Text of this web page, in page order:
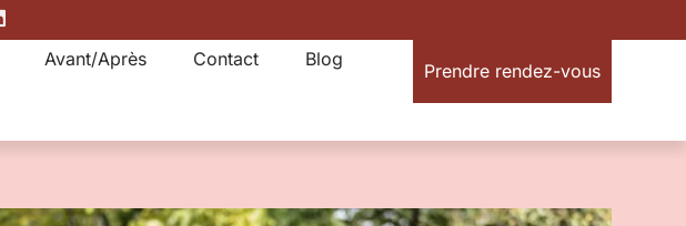
Avant/Après Contact Blog
Prendre rendez-vous